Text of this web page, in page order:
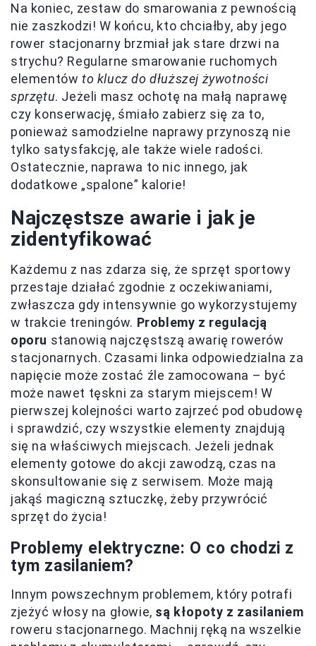
Na koniec, zestaw do smarowania z pewnością
nie zaszkodzi! W końcu, kto chciałby, aby jego
rower stacjonarny brzmiał jak stare drzwi na
strychu? Regularne smarowanie ruchomych
elementów to klucz do dłuższej żywotności
sprzętu. Jeżeli masz ochotę na małą naprawę
czy konserwację, śmiało zabierz się za to,
ponieważ samodzielne naprawy przynoszą nie
tylko satysfakcję, ale także wiele radości.
Ostatecznie, naprawa to nic innego, jak
dodatkowe „spalone” kalorie!
Najczęstsze awarie i jak je
zidentyfikować
Każdemu z nas zdarza się, że sprzęt sportowy
przestaje działać zgodnie z oczekiwaniami,
zwłaszcza gdy intensywnie go wykorzystujemy
w trakcie treningów. Problemy z regulacją
oporu stanowią najczęstszą awarię rowerów
stacjonarnych. Czasami linka odpowiedzialna za
napięcie może zostać źle zamocowana – być
może nawet tęskni za starym miejscem! W
pierwszej kolejności warto zajrzeć pod obudowę
i sprawdzić, czy wszystkie elementy znajdują
się na właściwych miejscach. Jeżeli jednak
elementy gotowe do akcji zawodzą, czas na
skonsultowanie się z serwisem. Może mają
jakąś magiczną sztuczkę, żeby przywrócić
sprzęt do życia!
Problemy elektryczne: O co chodzi z
tym zasilaniem?
Innym powszechnym problemem, który potrafi
zjeżyć włosy na głowie, są kłopoty z zasilaniem
roweru stacjonarnego. Machnij ręką na wszelkie